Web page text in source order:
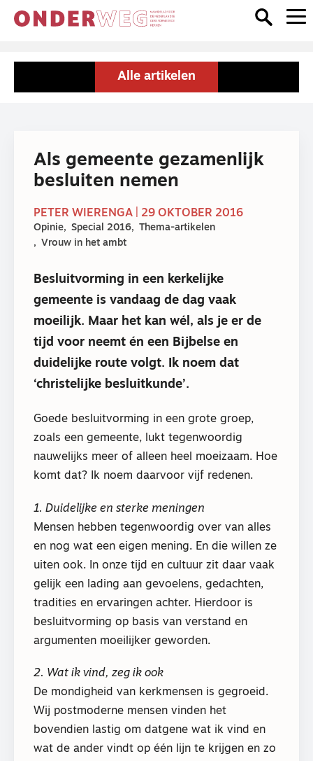
Alle artikelen
Als gemeente gezamenlijk
besluiten nemen
PETER WIERENGA | 29 OKTOBER 2016
Opinie Special 2016
Thema-artikelen
Vrouw in het ambt
Besluitvorming in een kerkelijke
gemeente is vandaag de dag vaak
moeilijk. Maar het kan wél, als je er de
tijd voor neemt én een Bijbelse en
duidelijke route volgt. Ik noem dat
‘christelijke besluitkunde’.
Goede besluitvorming in een grote groep,
zoals een gemeente, lukt tegenwoordig
nauwelijks meer of alleen heel moeizaam. Hoe
komt dat? Ik noem daarvoor vijf redenen.
1. Duidelijke en sterke meningen
Mensen hebben tegenwoordig over van alles
en nog wat een eigen mening. En die willen ze
uiten ook. In onze tijd en cultuur zit daar vaak
gelijk een lading aan gevoelens, gedachten,
tradities en ervaringen achter. Hierdoor is
besluitvorming op basis van verstand en
argumenten moeilijker geworden.
2. Wat ik vind, zeg ik ook
De mondigheid van kerkmensen is gegroeid.
Wij postmoderne mensen vinden het
bovendien lastig om datgene wat ik vind en
wat de ander vindt op één lijn te krijgen en zo